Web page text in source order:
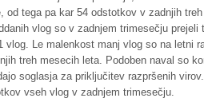
od tega pa kar 54 odstotkov v zadnjih treh
vlog so v zadnjem trimesečju prejeli
Le malenkost manj vlog so na letni
treh mesecih leta. Podoben naval so
soglasja za priključitev razpršenih
vseh vlog v zadnjem trimesečju.